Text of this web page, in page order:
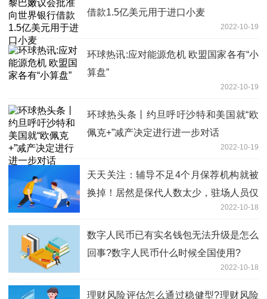
借款1.5亿美元用于进口小麦
2022-10-19
环球热讯:应对能源危机 欧盟国家各有“小
算盘”
2022-10-19
环球热头条丨约旦呼吁沙特和美国就“欧
佩克+”减产决定进行进一步对话
2022-10-19
天天关注：辅导不足4个月保荐机构就被
换掉！居然是保代人数太少，驻场人员仅
2022-10-18
数字人民币已有实名钱包无法升级是怎么
回事?数字人民币什么时候全国使用?
2022-10-18
理财风险评估怎么通过稳健型?理财风险